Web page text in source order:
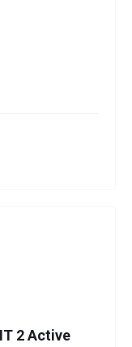
2 Active